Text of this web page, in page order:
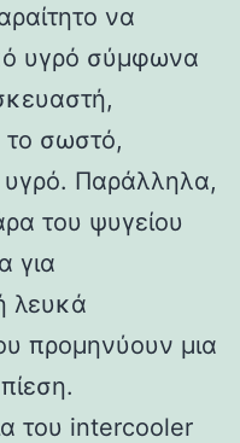
να
υγρό σύμφωνα
το σωστό,
υγρό. Παράλληλα,
του ψυγείου
για
λευκά
προμηνύουν μια
του intercooler